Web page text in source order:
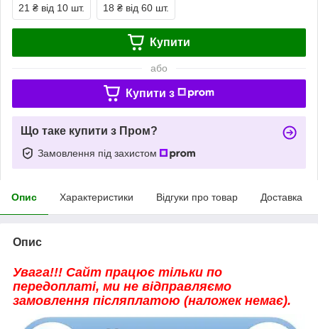
21 ₴ від 10 шт. 18 ₴ від 60 шт.
Купити
або
Купити з
Що таке купити з Пром?
Замовлення під захистом
Опис Характеристики Відгуки про товар Доставка
Опис
Увага!!! Сайт працює тільки по
передоплаті, ми не відправляємо
замовлення післяплатою (наложек немає).